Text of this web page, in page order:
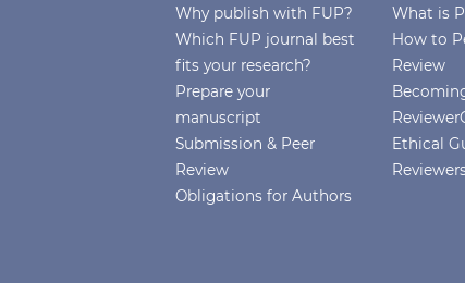
Why publish with FUP?
Which FUP journal best
fits your research?
Prepare your
manuscript
Submission & Peer
Review
Obligations for Authors
What is
How to
Review
Ethical